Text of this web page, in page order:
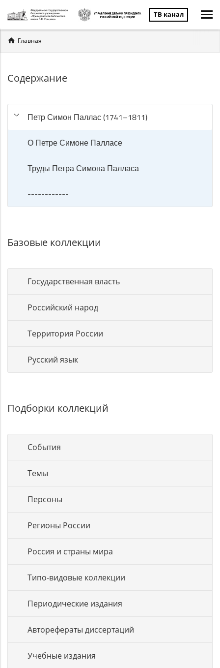
ТВ канал
Вы
здесь
Главная
Содержание
Петр Симон Паллас (1741–1811)
О Петре Симоне Палласе
Труды Петра Симона Палласа
------------
Базовые коллекции
Государственная власть
Российский народ
Территория России
Русский язык
Подборки коллекций
События
Темы
Персоны
Регионы России
Россия и страны мира
Типо-видовые коллекции
Периодические издания
Авторефераты диссертаций
Учебные издания